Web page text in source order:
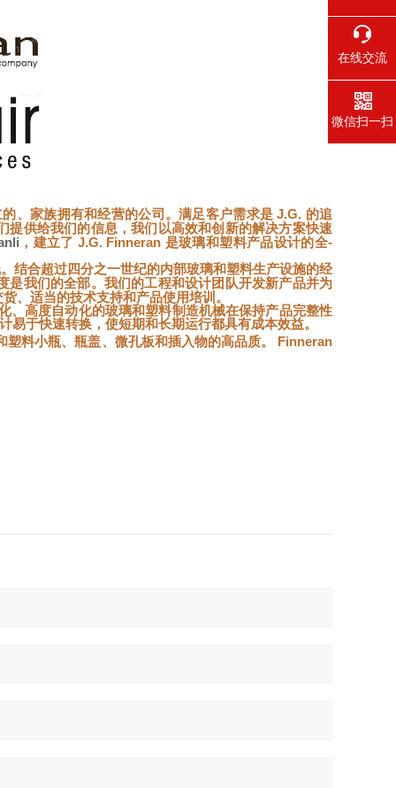
、家族拥有和经营的公司。满足客户需求是 J.G. 的追
提供给我们的信息，我们以高效和创新的解决方案快速
，建立了 J.G. Finneran 是玻璃和塑料产品设计的全-
结合超过四分之一世纪的内部玻璃和塑料生产设施的经
我们的全部。我们的工程和设计团队开发新产品并为
、适当的技术支持和产品使用培训。
、高度自动化的玻璃和塑料制造机械在保持产品完整性
于快速转换，使短期和长期运行都具有成本效益。
料小瓶、瓶盖、微孔板和插入物的高品质。
Finneran
在线交流
微信扫一扫